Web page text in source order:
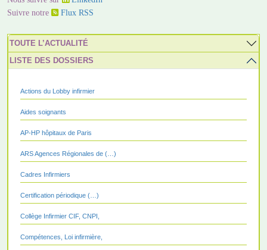
Suivre notre
Flux RSS
TOUTE L’ACTUALITÉ
LISTE DES DOSSIERS
Actions du Lobby infirmier
Aides soignants
AP-HP hôpitaux de Paris
ARS Agences Régionales de (…)
Cadres Infirmiers
Certification périodique (…)
Collège Infirmier CIF, CNPI,
Compétences, Loi infirmière,